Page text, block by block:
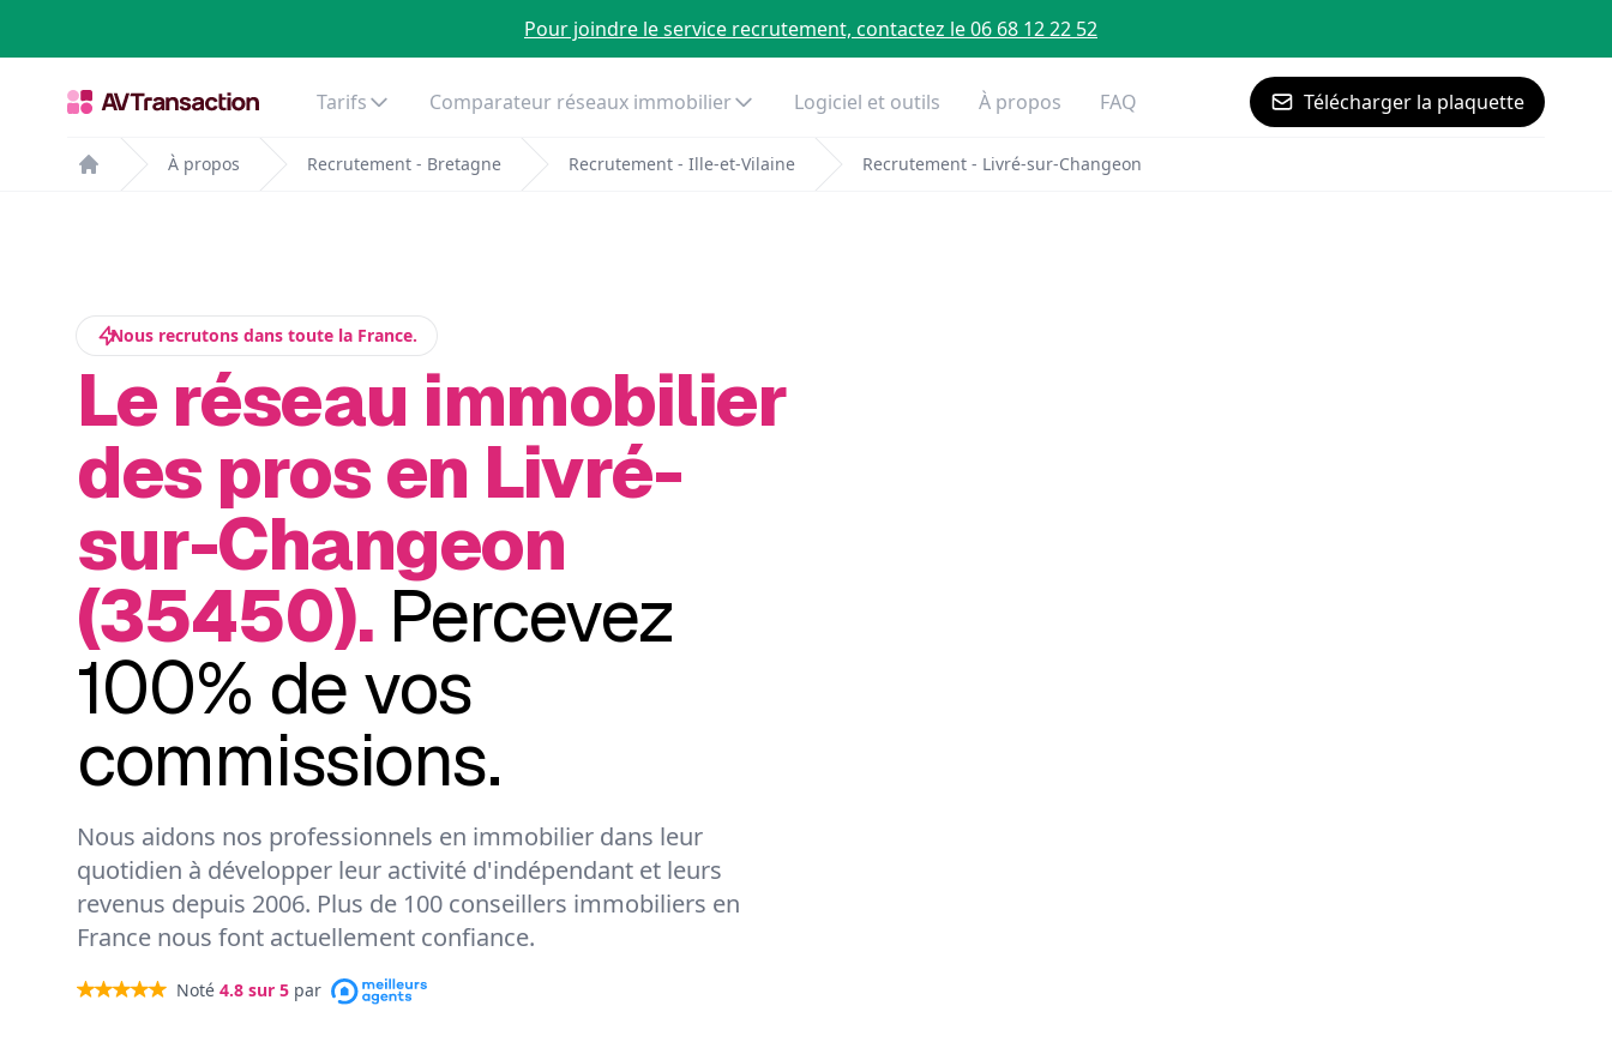
Pour joindre le service recrutement, contactez le 06 68 12 22 52
Tarifs Comparateur réseaux immobilier Logiciel et outils À propos FAQ Télécharger la plaquette
Home
À propos Recrutement - Bretagne Recrutement - Ille-et-Vilaine Recrutement - Livré-sur-Changeon
Nous recrutons dans toute la France.
Le réseau immobilier
des pros en Livré-
sur-Changeon
(35450). Percevez
100% de vos
commissions.
Nous aidons nos professionnels en immobilier dans leur
quotidien à développer leur activité d'indépendant et leurs
revenus depuis 2006. Plus de 100 conseillers immobiliers en
France nous font actuellement confiance.
Noté 4.8 sur 5 par